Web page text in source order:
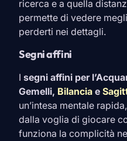
ricerca e a quella
permette di vedere
perderti nei dettagli.
Segni affini
I segni affini per l’
Gemelli, Bilancia e
un’intesa mentale
dalla voglia di giocare
funziona la complicità